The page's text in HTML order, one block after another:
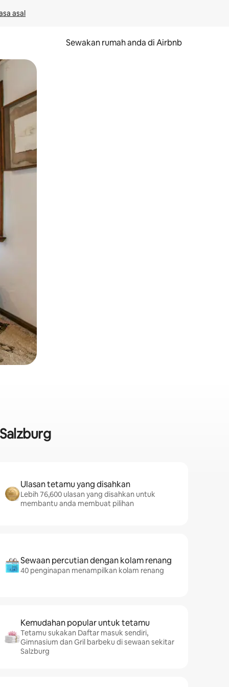
asal
Sewakan rumah anda di Airbnb
Ulasan tetamu yang disahkan
Lebih 76,600 ulasan yang disahkan untuk
membantu anda membuat pilihan
Sewaan percutian dengan kolam renang
40 penginapan menampilkan kolam renang
Kemudahan popular untuk tetamu
Tetamu sukakan Daftar masuk sendiri,
Gimnasium dan Gril barbeku di sewaan sekitar
Salzburg